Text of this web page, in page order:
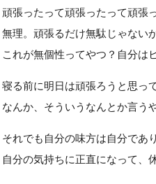
頑張ったって頑張ったって頑張
無理。頑張るだけ無駄じゃない
これが無個性ってやつ？自分は
寝る前に明日は頑張ろうと思っ
なんか、そういうなんとか言う
それでも自分の味方は自分であ
自分の気持ちに正直になって、